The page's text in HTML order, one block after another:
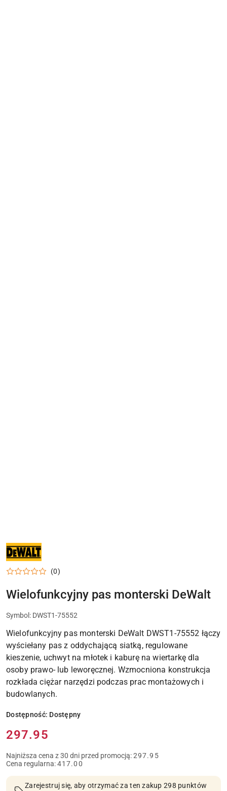
NARZĘDZIA
ELEKTRONARZĘDZIA
DEWALT
DO
DOMU
I
(0)
Wielofunkcyjny pas monterski DeWalt
Symbol: DWST1-75552
Wielofunkcyjny pas monterski DeWalt DWST1-75552 łączy
wyściełany pas z oddychającą siatką, regulowane
kieszenie, uchwyt na młotek i kaburę na wiertarkę dla
osoby prawo- lub leworęcznej. Wzmocniona konstrukcja
rozkłada ciężar narzędzi podczas prac montażowych i
budowlanych.
Dostępność: Dostępny
Cena:
297.95
Najniższa cena z 30 dni przed promocją:297.95
Cena regularna:417.00
Zarejestruj się, aby otrzymać za ten zakup 298 punktów